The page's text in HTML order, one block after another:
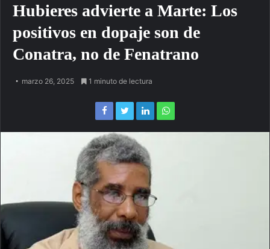
Hubieres advierte a Marte: Los
positivos en dopaje son de
Conatra, no de Fenatrano
marzo 26, 2025 1 minuto de lectura